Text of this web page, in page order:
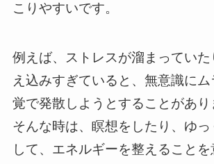
こりやすいです。
例えば、ストレスが溜まってい
え込みすぎていると、無意識に
覚で発散しようとすることがあり
そんな時は、瞑想をしたり、ゆっ
して、エネルギーを整えること